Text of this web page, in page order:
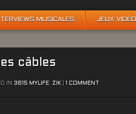
MUSICALES JEUX VIDÉO
câbles
IN 3615 MYLIFE, ZIK| 1 COMMENT